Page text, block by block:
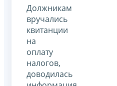
Должникам
вручались
квитанции
на
оплату
налогов,
доводилась